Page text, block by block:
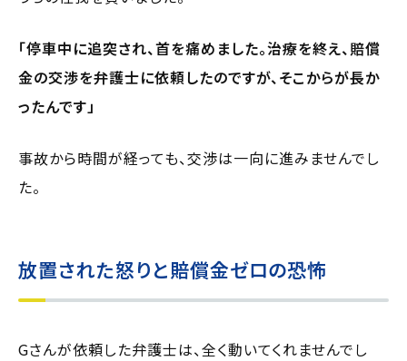
「停車中に追突され、首を痛めました。治療を終え、賠償
金の交渉を弁護士に依頼したのですが、そこからが長か
ったんです」
事故から時間が経っても、交渉は一向に進みませんでし
た。
放置された怒りと賠償金ゼロの恐怖
Gさんが依頼した弁護士は、全く動いてくれませんでし